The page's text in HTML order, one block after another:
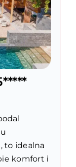
to idealna
komfort i